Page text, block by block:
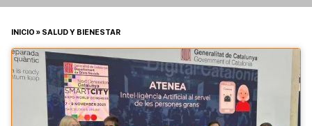
INICIO » SALUD Y BIENESTAR